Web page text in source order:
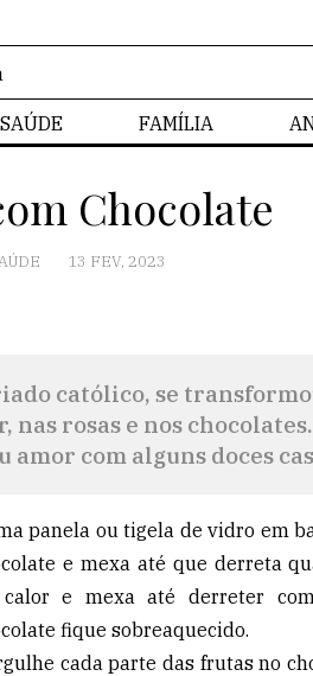
SAÚDE FAMÍLIA
Chocolate
13 FEV, 2023
católico, se
rosas e nos
amor com alguns doces
panela ou tigela de vidro em
e mexa até que derreta
e mexa até derreter
fique sobreaquecido.
cada parte das frutas no